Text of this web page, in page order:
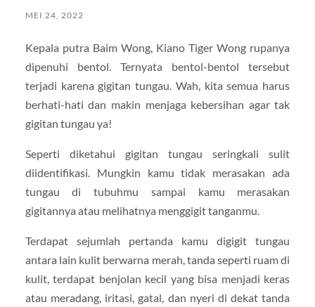
MEI 24, 2022
Kepala putra Baim Wong, Kiano Tiger Wong rupanya
dipenuhi bentol. Ternyata bentol-bentol tersebut
terjadi karena gigitan tungau. Wah, kita semua harus
berhati-hati dan makin menjaga kebersihan agar tak
gigitan tungau ya!
Seperti diketahui gigitan tungau seringkali sulit
diidentifikasi. Mungkin kamu tidak merasakan ada
tungau di tubuhmu sampai kamu merasakan
gigitannya atau melihatnya menggigit tanganmu.
Terdapat sejumlah pertanda kamu digigit tungau
antara lain kulit berwarna merah, tanda seperti ruam di
kulit, terdapat benjolan kecil yang bisa menjadi keras
atau meradang, iritasi, gatal, dan nyeri di dekat tanda